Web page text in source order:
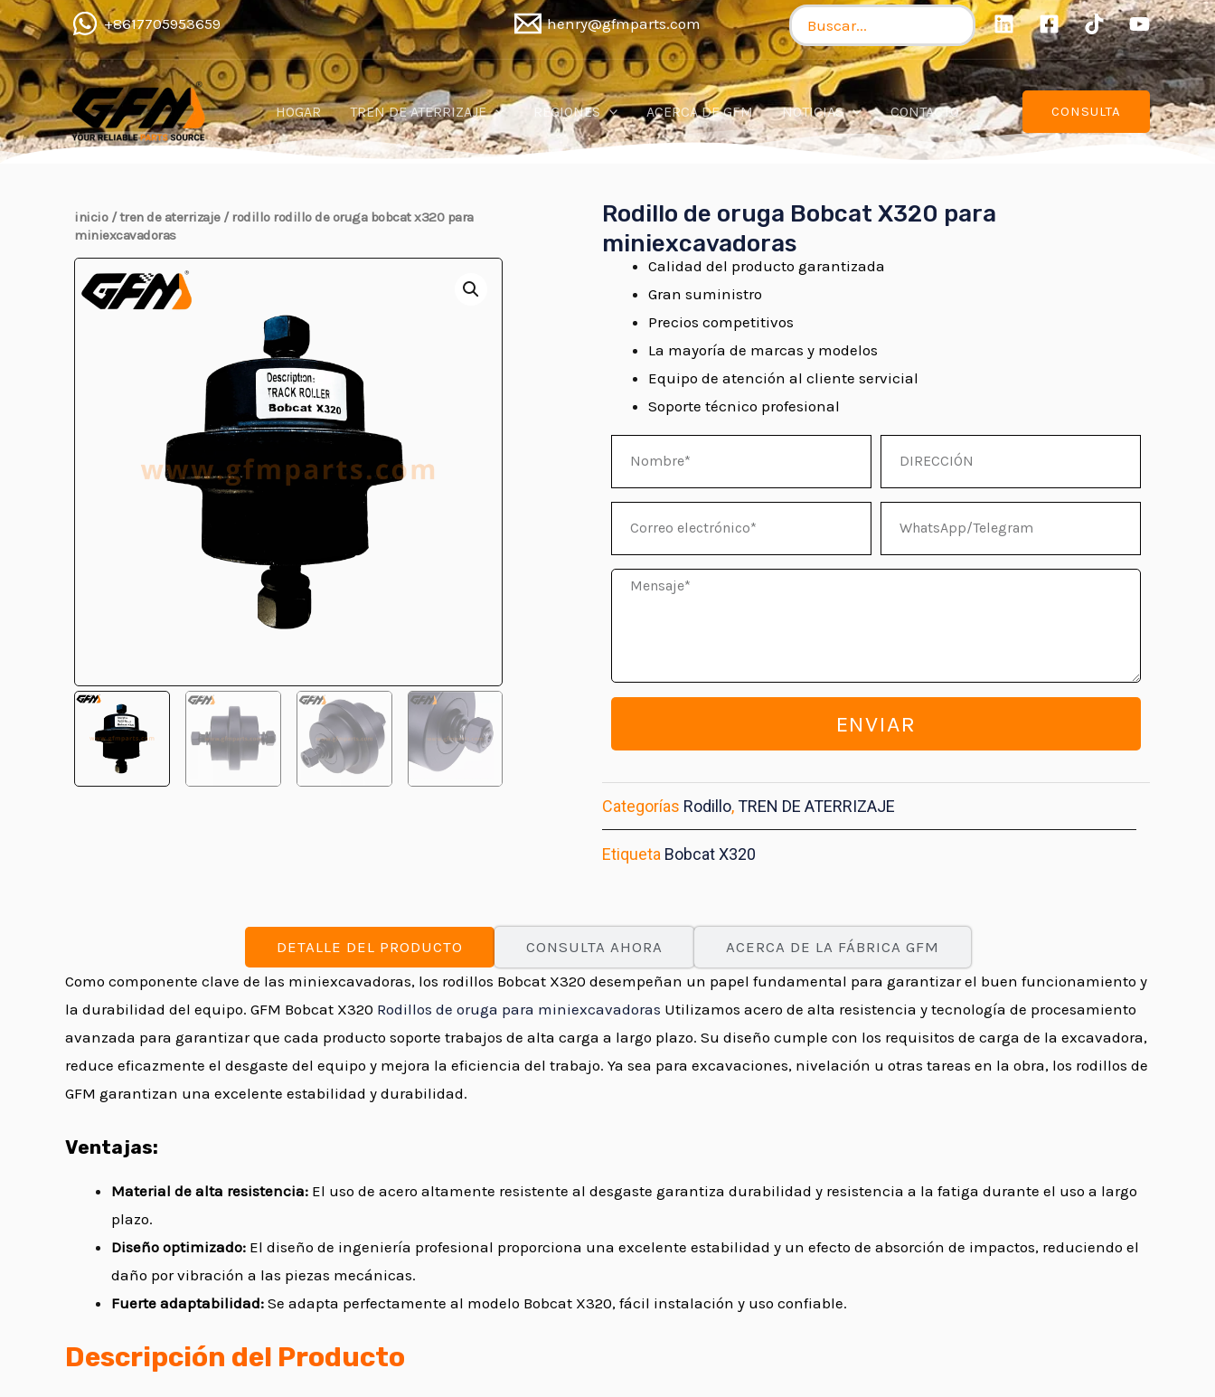
Ir
al
contenido
+8617705953659 henry@gfmparts.com
Buscar
por:
HOGAR TREN DE ATERRIZAJE REGIONES ACERCA DE GFM NOTICIAS CONTACTO CONSULTA
inicio/tren de aterrizaje/rodillorodillo de oruga bobcat x320 para
miniexcavadoras
Rodillo de oruga Bobcat X320 para
miniexcavadoras
Calidad del producto garantizada
Gran suministro
Precios competitivos
La mayoría de marcas y modelos
Equipo de atención al cliente servicial
Soporte técnico profesional
Mensaje
ENVIAR
Categorías Rodillo,TREN DE ATERRIZAJE
Etiqueta Bobcat X320
DETALLE DEL PRODUCTO CONSULTA AHORA
ACERCA DE LA FÁBRICA GFM
Como componente clave de las miniexcavadoras, los rodillos Bobcat X320 desempeñan un papel fundamental para garantizar el buen funcionamiento y
la durabilidad del equipo. GFM Bobcat X320 Rodillos de oruga para miniexcavadoras Utilizamos acero de alta resistencia y tecnología de procesamiento
avanzada para garantizar que cada producto soporte trabajos de alta carga a largo plazo. Su diseño cumple con los requisitos de carga de la excavadora,
reduce eficazmente el desgaste del equipo y mejora la eficiencia del trabajo. Ya sea para excavaciones, nivelación u otras tareas en la obra, los rodillos de
GFM garantizan una excelente estabilidad y durabilidad.
Ventajas:
Material de alta resistencia: El uso de acero altamente resistente al desgaste garantiza durabilidad y resistencia a la fatiga durante el uso a largo
plazo.
Diseño optimizado: El diseño de ingeniería profesional proporciona una excelente estabilidad y un efecto de absorción de impactos, reduciendo el
daño por vibración a las piezas mecánicas.
Fuerte adaptabilidad: Se adapta perfectamente al modelo Bobcat X320, fácil instalación y uso confiable.
Descripción del Producto